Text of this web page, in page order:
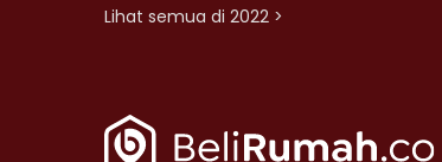
Lihat semua di 2022 >